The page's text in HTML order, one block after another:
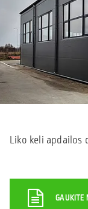
Liko keli apdailos
GAUKITE